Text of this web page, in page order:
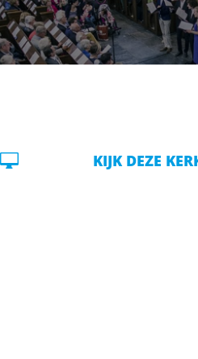
 KIJK DEZE